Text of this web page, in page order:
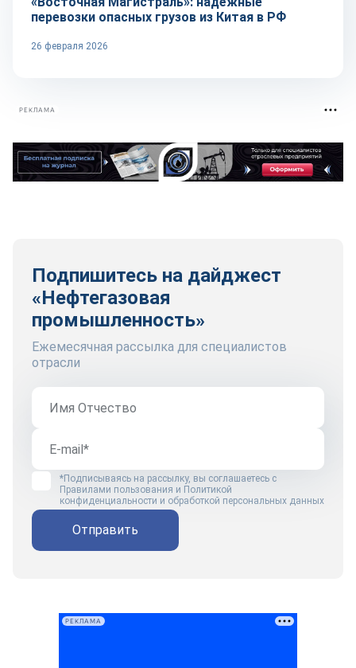
перевозки опасных грузов из Китая в РФ
26 февраля 2026
РЕКЛАМА
Подпишитесь на дайджест
«Нефтегазовая
промышленность»
Ежемесячная рассылка для специалистов
отрасли
*Подписываясь на рассылку, вы соглашаетесь с
Правилами пользования и Политикой
конфиденциальности и обработкой персональных данных
Отправить
РЕКЛАМА